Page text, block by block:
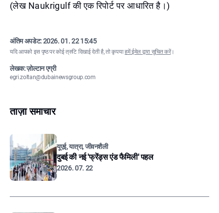
(लेख Naukrigulf की एक रिपोर्ट पर आधारित है।)
अंतिम अपडेट:2026. 01. 22 15:45
यदि आपको इस पृष्ठ पर कोई त्रुटि दिखाई देती है, तो कृपयाहमें ईमेल द्वारा सूचित करें।
लेखक: ज़ोल्टान एग्री
egri.zoltan@dubainewsgroup.com
ताज़ा समाचार
यूएई, यात्रा, जीवनशैली
दुबई की नई 'फ्रेंड्स एंड फैमिली' पहल
2026. 07. 22